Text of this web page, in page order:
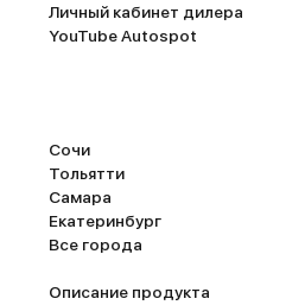
Личный кабинет дилера
YouTube Autospot
Сочи
Тольятти
Самара
Екатеринбург
Все города
Описание продукта